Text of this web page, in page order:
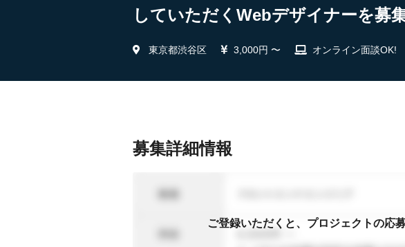
していただくWebデザイナーを募
東京都渋谷区 3,000円 〜 オンライン面談OK!
募集詳細情報
ご登録いただくと、プロジェクトの応